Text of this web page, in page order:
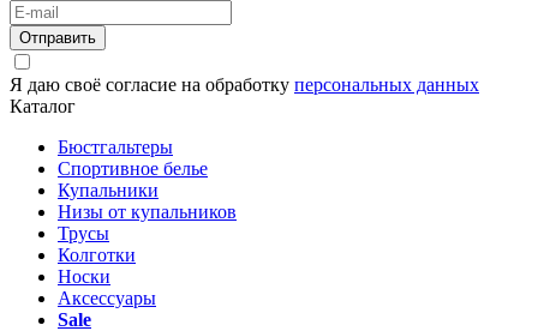
Отправить
Я даю своё согласие на обработку персональных данных
Каталог
Бюстгальтеры
Спортивное белье
Купальники
Низы от купальников
Трусы
Колготки
Носки
Аксессуары
Sale